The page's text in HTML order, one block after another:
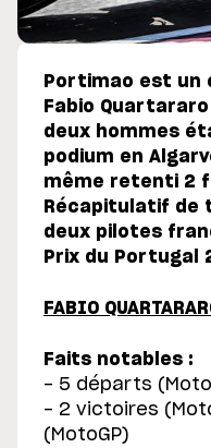
Portimao est un
Fabio
deux hommes
podium en
même retenti 2
Récapitulatif de
deux pilotes
Prix du Portugal
FABIO
Faits notables :
- 5 départs
- 2 victoires
(MotoGP)